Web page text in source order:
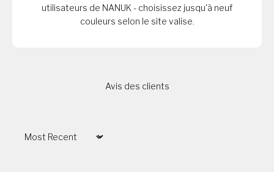
utilisateurs de NANUK - choisissez jusqu'à neuf
couleurs selon le site valise.
Avis des clients
Sort by